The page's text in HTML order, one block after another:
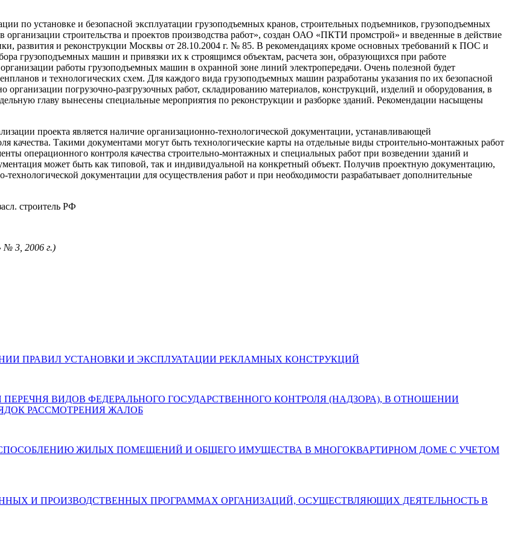
по установке и безопасной эксплуатации грузоподъемных кранов, строительных подъемников, грузоподъемных
строительства и проектов производства работ», создан ОАО «ПКТИ промстрой» и введенные в действие
развития и реконструкции Москвы от 28.10.2004 г. № 85. В рекомендациях кроме основных требований к ПОС и
грузоподъемных машин и привязки их к строящимся объектам, расчета зон, образующихся при работе
работы грузоподъемных машин в охранной зоне линий электропередачи. Очень полезной будет
и технологических схем. Для каждого вида грузоподъемных машин разработаны указания по их безопасной
погрузочно-разгрузочных работ, складированию материалов, конструкций, изделий и оборудования, в
главу вынесены специальные мероприятия по реконструкции и разборке зданий. Рекомендации насыщены
проекта является наличие организационно-технологической документации, устанавливающей
качества. Такими документами могут быть технологические карты на отдельные виды строительно-монтажных работ
операционного контроля качества строительно-монтажных и специальных работ при возведении зданий и
может быть как типовой, так и индивидуальной на конкретный объект. Получив проектную документацию,
технологической документации для осуществления работ и при необходимости разрабатывает дополнительные
строитель РФ
№ 3, 2006 г.)
ПРАВИЛ УСТАНОВКИ И ЭКСПЛУАТАЦИИ РЕКЛАМНЫХ КОНСТРУКЦИЙ
ПЕРЕЧНЯ ВИДОВ ФЕДЕРАЛЬНОГО ГОСУДАРСТВЕННОГО КОНТРОЛЯ (НАДЗОРА), В ОТНОШЕНИИ
РАССМОТРЕНИЯ ЖАЛОБ
ПО ПРИСПОСОБЛЕНИЮ ЖИЛЫХ ПОМЕЩЕНИЙ И ОБЩЕГО ИМУЩЕСТВА В МНОГОКВАРТИРНОМ ДОМЕ С УЧЕТОМ
И ПРОИЗВОДСТВЕННЫХ ПРОГРАММАХ ОРГАНИЗАЦИЙ, ОСУЩЕСТВЛЯЮЩИХ ДЕЯТЕЛЬНОСТЬ В